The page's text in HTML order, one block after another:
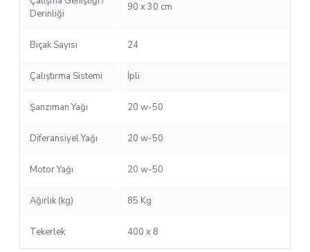
Derinliği
90 x 30 cm
Bıçak Sayısı 24
Çalıştırma Sistemi İpli
Şanzıman Yağı 20 w-50
Diferansiyel Yağı 20 w-50
Motor Yağı 20 w-50
Ağırlık (kg) 85 Kg
Tekerlek 400 x 8